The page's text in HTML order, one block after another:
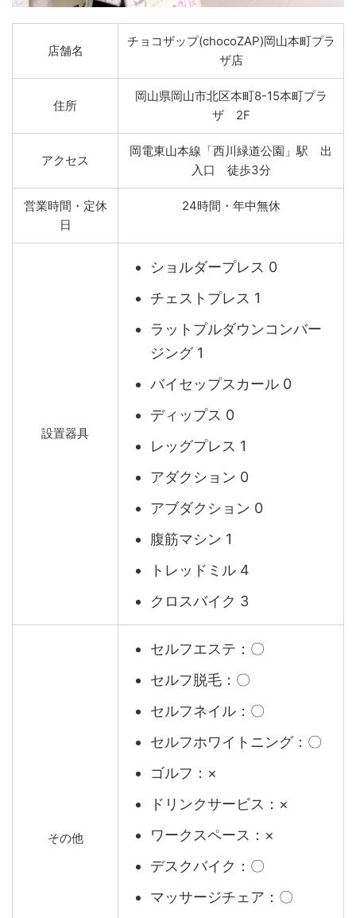
店舗名
チョコザップ(chocoZAP)岡山本町プラ
ザ店
住所
岡山県岡山市北区本町8-15本町プラ
ザ 2F
アクセス
岡電東山本線「西川緑道公園」駅 出
入口 徒歩3分
営業時間・定休
日
24時間・年中無休
設置器具
ショルダープレス 0
チェストプレス 1
ラットプルダウンコンバー
ジング 1
バイセップスカール 0
ディップス 0
レッグプレス 1
アダクション 0
アブダクション 0
腹筋マシン 1
トレッドミル 4
クロスバイク 3
その他
セルフエステ：〇
セルフ脱毛：〇
セルフネイル：〇
セルフホワイトニング：〇
ゴルフ：×
ドリンクサービス：×
ワークスペース：×
デスクバイク：〇
マッサージチェア：〇